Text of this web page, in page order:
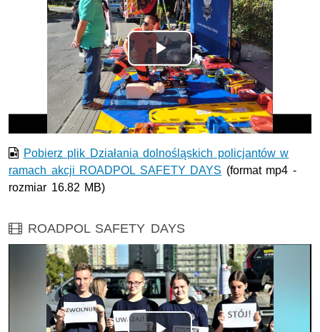
Odtwórz
wideo
Pobierz plik Działania dolnośląskich policjantów w
ramach akcji ROADPOL SAFETY DAYS (format mp4 -
rozmiar 16.82 MB)
Film
ROADPOL SAFETY DAYS
Opis filmu: film Legnica